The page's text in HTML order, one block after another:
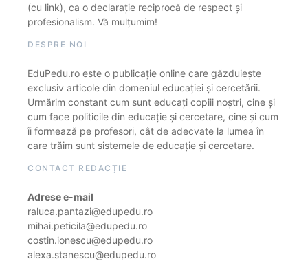
(cu link), ca o declarație reciprocă de respect și
profesionalism. Vă mulțumim!
DESPRE NOI
EduPedu.ro este o publicație online care găzduiește
exclusiv articole din domeniul educației și cercetării.
Urmărim constant cum sunt educați copiii noștri, cine și
cum face politicile din educație și cercetare, cine și cum
îi formează pe profesori, cât de adecvate la lumea în
care trăim sunt sistemele de educație și cercetare.
CONTACT REDACȚIE
Adrese e-mail
raluca.pantazi@edupedu.ro
mihai.peticila@edupedu.ro
costin.ionescu@edupedu.ro
alexa.stanescu@edupedu.ro